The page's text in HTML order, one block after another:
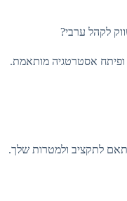
לקהל ערבי?
אסטרטגיה מותאמת.
לתקציב ולמטרות שלך.